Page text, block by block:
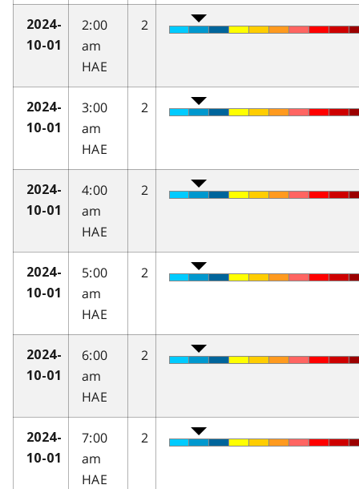
2024-
10-01
2:00
am
HAE
2
2024-
10-01
3:00
am
HAE
2
2024-
10-01
4:00
am
HAE
2
2024-
10-01
5:00
am
HAE
2
2024-
10-01
6:00
am
HAE
2
2024-
10-01
7:00
am
HAE
2